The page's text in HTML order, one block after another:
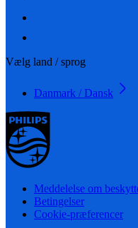
Vælg land / sprog
Danmark / Dansk
Meddelelse om
Betingelser
Cookie-præferencer